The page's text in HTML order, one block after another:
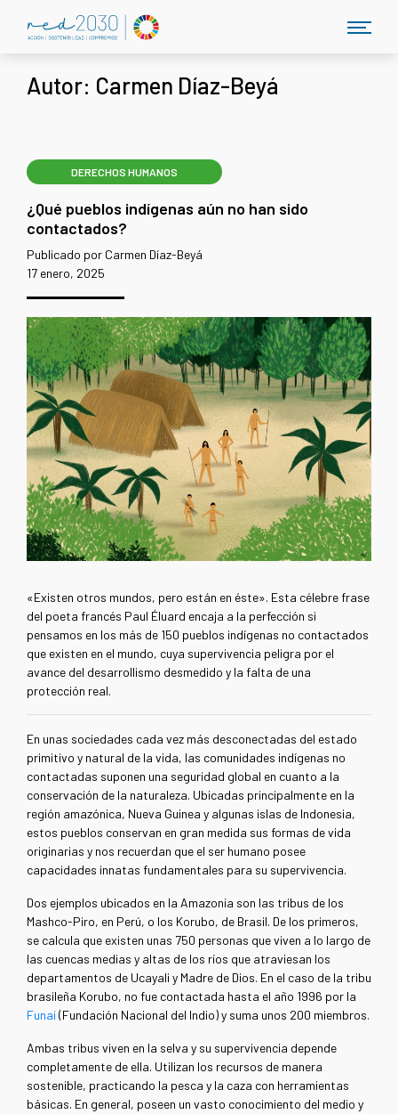
Autor: Carmen Díaz-Beyá
DERECHOS HUMANOS
¿Qué pueblos indígenas aún no han sido
contactados?
Publicado por Carmen Díaz-Beyá
17 enero, 2025
«Existen otros mundos, pero están en éste». Esta célebre frase
del poeta francés Paul Éluard encaja a la perfección si
pensamos en los más de 150 pueblos indígenas no contactados
que existen en el mundo, cuya supervivencia peligra por el
avance del desarrollismo desmedido y la falta de una
protección real.
En unas sociedades cada vez más desconectadas del estado
primitivo y natural de la vida, las comunidades indígenas no
contactadas suponen una seguridad global en cuanto a la
conservación de la naturaleza. Ubicadas principalmente en la
región amazónica, Nueva Guinea y algunas islas de Indonesia,
estos pueblos conservan en gran medida sus formas de vida
originarias y nos recuerdan que el ser humano posee
capacidades innatas fundamentales para su supervivencia.
Dos ejemplos ubicados en la Amazonia son las tribus de los
Mashco-Piro, en Perú, o los Korubo, de Brasil. De los primeros,
se calcula que existen unas 750 personas que viven a lo largo de
las cuencas medias y altas de los ríos que atraviesan los
departamentos de Ucayali y Madre de Dios. En el caso de la tribu
brasileña Korubo, no fue contactada hasta el año 1996 por la
Funai (Fundación Nacional del Indio) y suma unos 200 miembros.
Ambas tribus viven en la selva y su supervivencia depende
completamente de ella. Utilizan los recursos de manera
sostenible, practicando la pesca y la caza con herramientas
básicas. En general, poseen un vasto conocimiento del medio y